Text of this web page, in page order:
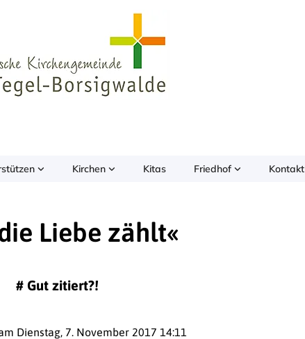
Kirchen Kitas Friedhof Kontakt
Liebe zählt«
# Gut zitiert?!
Dienstag, 7. November 2017 14:11